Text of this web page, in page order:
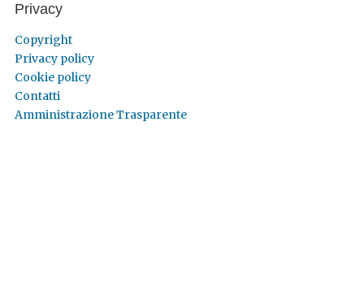
Privacy
Copyright
Privacy policy
Cookie policy
Contatti
Amministrazione Trasparente